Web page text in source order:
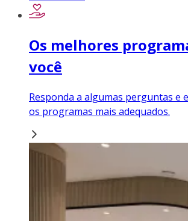
Os melhores
você
Responda a algumas perguntas e
os programas mais adequados.